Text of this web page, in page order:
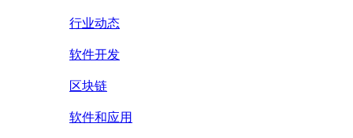
行业动态
软件开发
区块链
软件和应用